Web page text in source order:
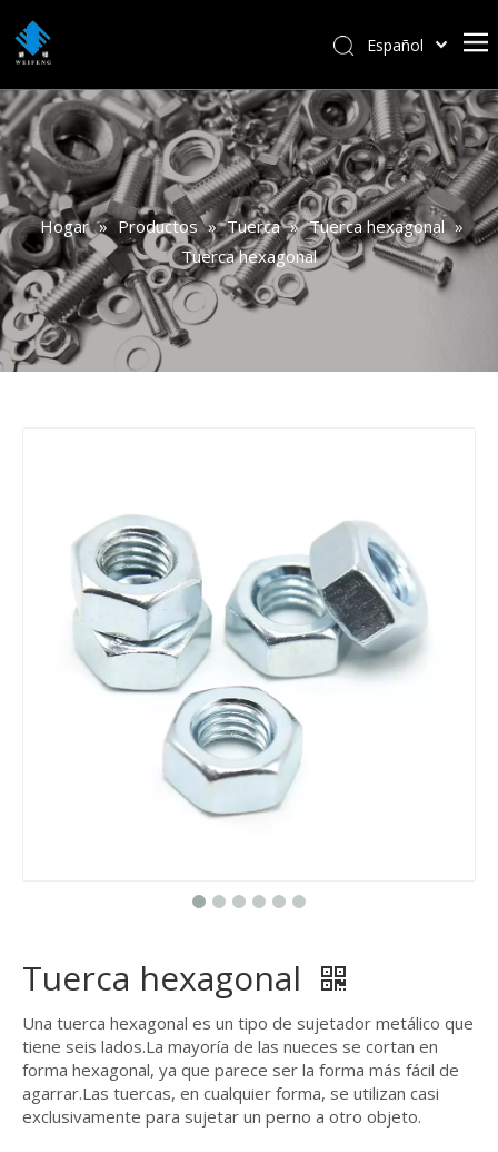
Español
हिन्दी
Italiano
Deutsch
Português
Pусский
Français
Hogar » Productos » Tuerca » Tuerca hexagonal »
Tuerca hexagonal
Tuerca hexagonal
Una tuerca hexagonal es un tipo de sujetador metálico que
tiene seis lados.La mayoría de las nueces se cortan en
forma hexagonal, ya que parece ser la forma más fácil de
agarrar.Las tuercas, en cualquier forma, se utilizan casi
exclusivamente para sujetar un perno a otro objeto.